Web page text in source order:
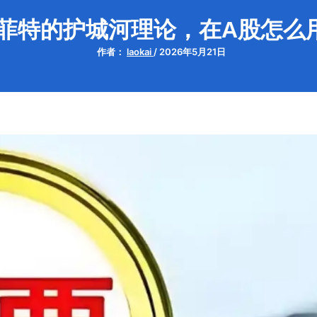
特的护城河理论，在A股怎么
作者： laokai / 2026年5月21日